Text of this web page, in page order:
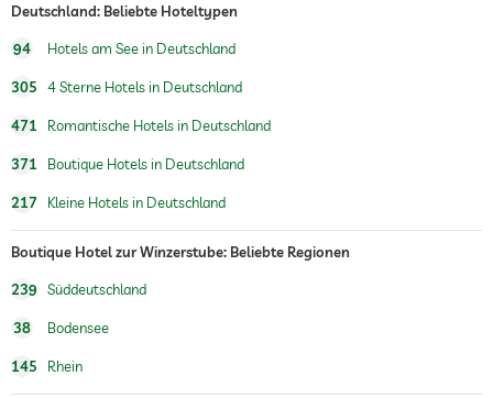
Deutschland: Beliebte Hoteltypen
94 Hotels am See in Deutschland
305 4 Sterne Hotels in Deutschland
471 Romantische Hotels in Deutschland
371 Boutique Hotels in Deutschland
217 Kleine Hotels in Deutschland
Boutique Hotel zur Winzerstube: Beliebte Regionen
239 Süddeutschland
38 Bodensee
145 Rhein